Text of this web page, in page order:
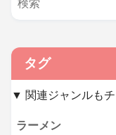
タグ
▼ 関連ジャンルも
ラーメン